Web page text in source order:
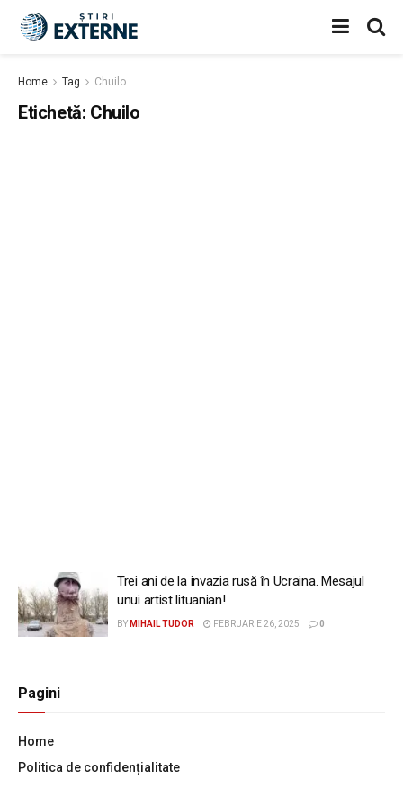
Home Tag Chuilo
Etichetă: Chuilo
Trei ani de la invazia rusă în Ucraina. Mesajul
unui artist lituanian!
BY MIHAIL TUDOR FEBRUARIE 26, 2025 0
Pagini
Home
Politica de confidențialitate